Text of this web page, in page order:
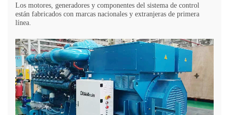
Los motores, generadores y componentes del sistema de control
están fabricados con marcas nacionales y extranjeras de primera
línea.